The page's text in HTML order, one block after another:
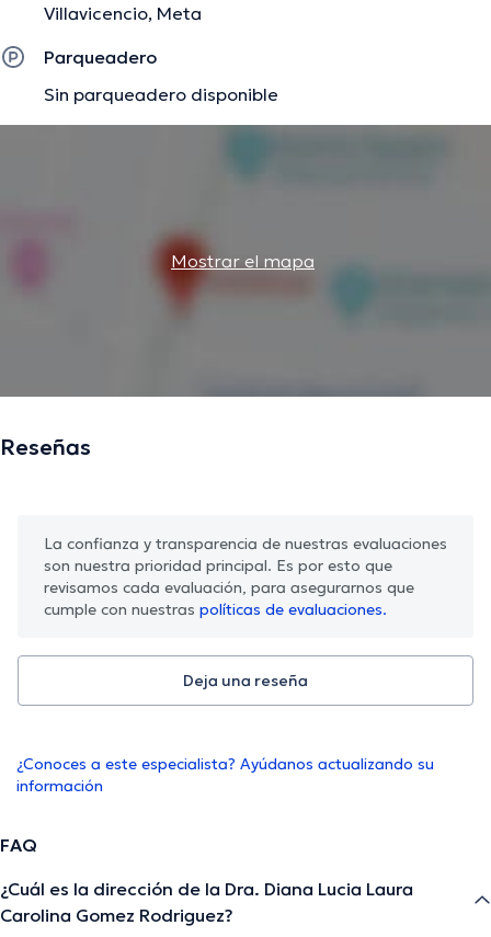
Villavicencio, Meta
Parqueadero
Sin parqueadero disponible
Mostrar el mapa
Reseñas
La confianza y transparencia de nuestras evaluaciones
son nuestra prioridad principal. Es por esto que
revisamos cada evaluación, para asegurarnos que
cumple con nuestras políticas de evaluaciones.
Deja una reseña
¿Conoces a este especialista? Ayúdanos actualizando su
información
FAQ
¿Cuál es la dirección de la Dra. Diana Lucia Laura
Carolina Gomez Rodriguez?